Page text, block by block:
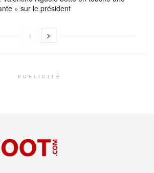
» sur le président
PUBLICITÉ